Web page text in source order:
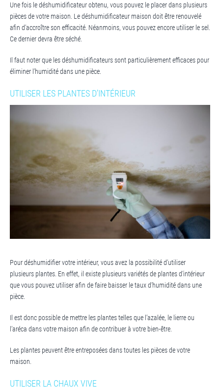
Une fois le déshumidificateur obtenu, vous pouvez le placer dans plusieurs
pièces de votre maison. Le déshumidificateur maison doit être renouvelé
afin d’accroître son efficacité. Néanmoins, vous pouvez encore utiliser le sel.
Ce dernier devra être séché.
Il faut noter que les déshumidificateurs sont particulièrement efficaces pour
éliminer l’humidité dans une pièce.
UTILISER LES PLANTES D’INTÉRIEUR
Pour déshumidifier votre intérieur, vous avez la possibilité d’utiliser
plusieurs plantes. En effet, il existe plusieurs variétés de plantes d’intérieur
que vous pouvez utiliser afin de faire baisser le taux d’humidité dans une
pièce.
Il est donc possible de mettre les plantes telles que l’azalée, le lierre ou
l’aréca dans votre maison afin de contribuer à votre bien-être.
Les plantes peuvent être entreposées dans toutes les pièces de votre
maison.
UTILISER LA CHAUX VIVE